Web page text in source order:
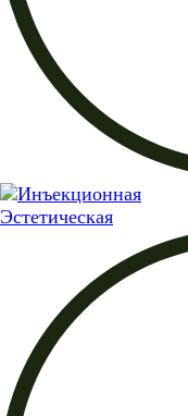
Эстетическая